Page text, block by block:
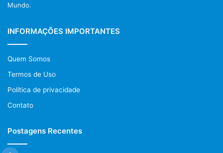
Mundo.
INFORMAÇÕES IMPORTANTES
Quem Somos
Termos de Uso
Política de privacidade
Contato
Postagens Recentes